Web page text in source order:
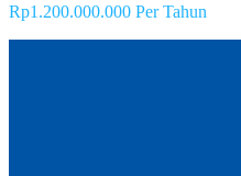
Rp1.200.000.000 Per Tahun